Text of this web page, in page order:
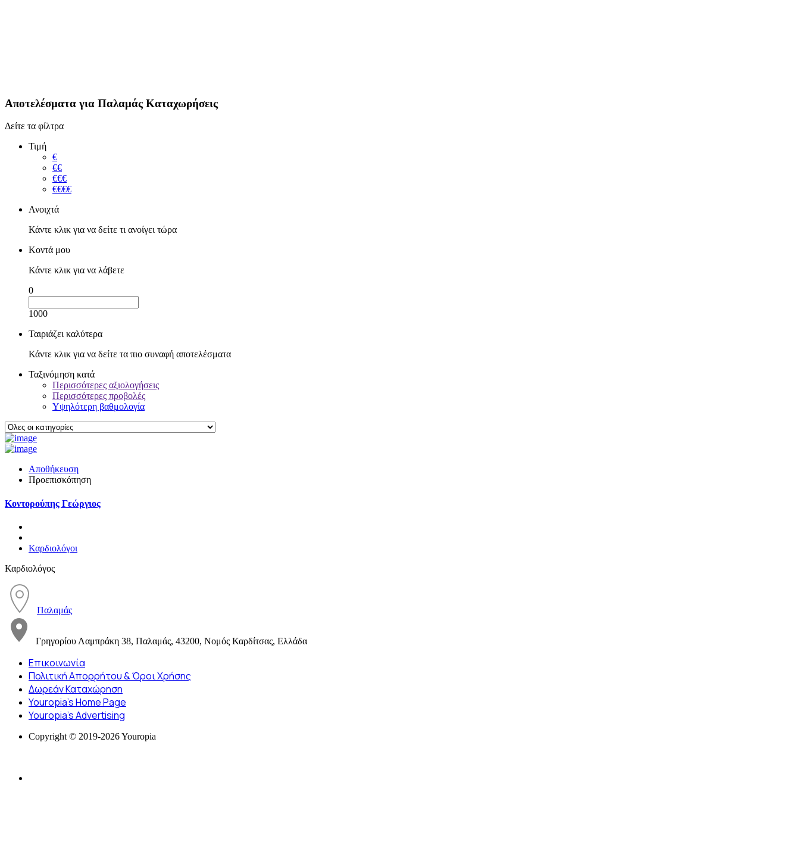
Αποτελέσματα για Παλαμάς Καταχωρήσεις
Δείτε τα φίλτρα
Τιμή
€
€€
€€€
€€€€
Ανοιχτά
Κάντε κλικ για να δείτε τι ανοίγει τώρα
Κοντά μου
Κάντε κλικ για να λάβετε
0
1000
Ταιριάζει καλύτερα
Κάντε κλικ για να δείτε τα πιο συναφή αποτελέσματα
Ταξινόμηση κατά
Περισσότερες αξιολογήσεις
Περισσότερες προβολές
Υψηλότερη βαθμολογία
Αποθήκευση
Προεπισκόπηση
Κοντορούπης Γεώργιος
Καρδιολόγοι
Καρδιολόγος
Παλαμάς
Γρηγορίου Λαμπράκη 38, Παλαμάς, 43200, Νομός Καρδίτσας, Ελλάδα
Επικοινωνία
Πολιτική Απορρήτου & Όροι Χρήσης
Δωρεάν Καταχώρηση
Youropia’s Home Page
Youropia’s Advertising
Copyright © 2019-2026 Youropia